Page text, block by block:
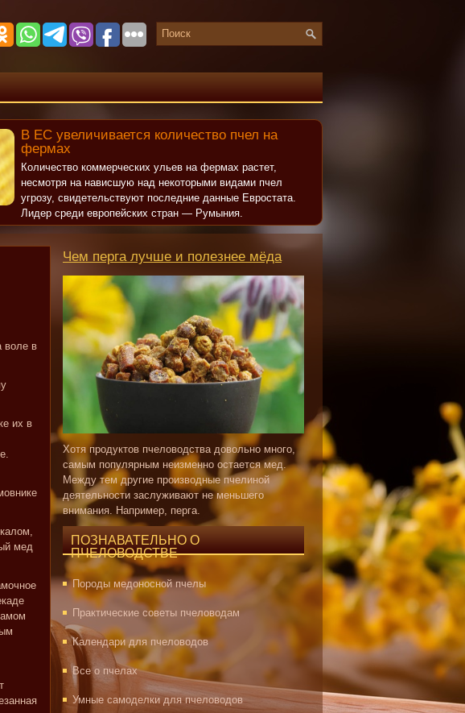
В ЕС увеличивается количество пчел на
фермах
Количество коммерческих ульев на фермах растет,
несмотря на нависшую над некоторыми видами пчел
угрозу, свидетельствуют последние данные Евростата.
Лидер среди европейских стран — Румыния.
воле в
их в
мед
Чем перга лучше и полезнее мёда
Хотя продуктов пчеловодства довольно много,
самым популярным неизменно остается мед.
Между тем другие производные пчелиной
деятельности заслуживают не меньшего
внимания. Например, перга.
ПОЗНАВАТЕЛЬНО О
ПЧЕЛОВОДСТВЕ
Породы медоносной пчелы
Практические советы пчеловодам
Календари для пчеловодов
Все о пчелах
Умные самоделки для пчеловодов